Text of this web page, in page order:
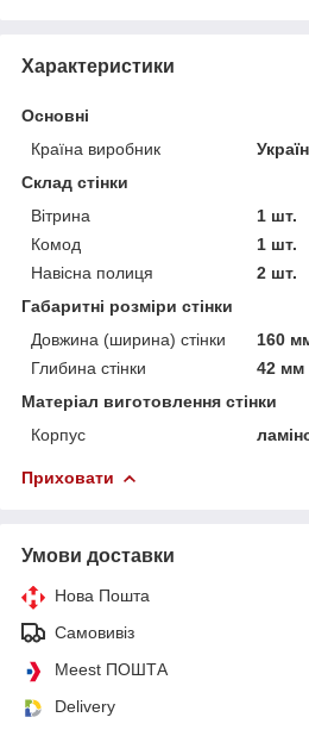
Характеристики
Основні
Країна виробник
Склад стінки
Вітрина
1 шт.
Комод
1 шт.
Навісна полиця
2 шт.
Габаритні розміри стінки
Довжина (ширина) стінки
160
Глибина стінки
42 мм
Матеріал виготовлення стінки
Корпус
Приховати
Умови доставки
Нова Пошта
Самовивіз
Meest ПОШТА
Delivery